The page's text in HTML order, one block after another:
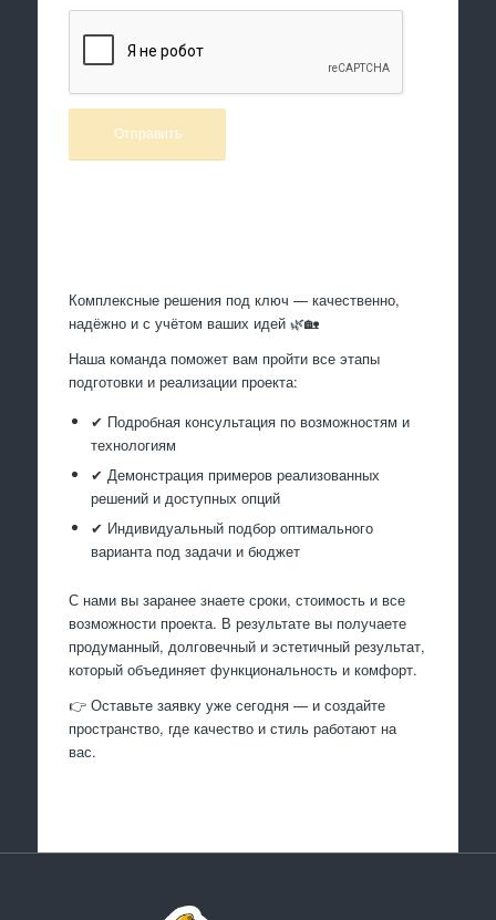
Комплексные решения под ключ — качественно,
надёжно и с учётом ваших идей 🌿🏡
Наша команда поможет вам пройти все этапы
подготовки и реализации проекта:
✔ Подробная консультация по возможностям и
технологиям
✔ Демонстрация примеров реализованных
решений и доступных опций
✔ Индивидуальный подбор оптимального
варианта под задачи и бюджет
С нами вы заранее знаете сроки, стоимость и все
возможности проекта. В результате вы получаете
продуманный, долговечный и эстетичный результат,
который объединяет функциональность и комфорт.
👉 Оставьте заявку уже сегодня — и создайте
пространство, где качество и стиль работают на
вас.